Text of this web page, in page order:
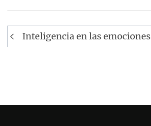
Navegación
de
Inteligencia en las emociones